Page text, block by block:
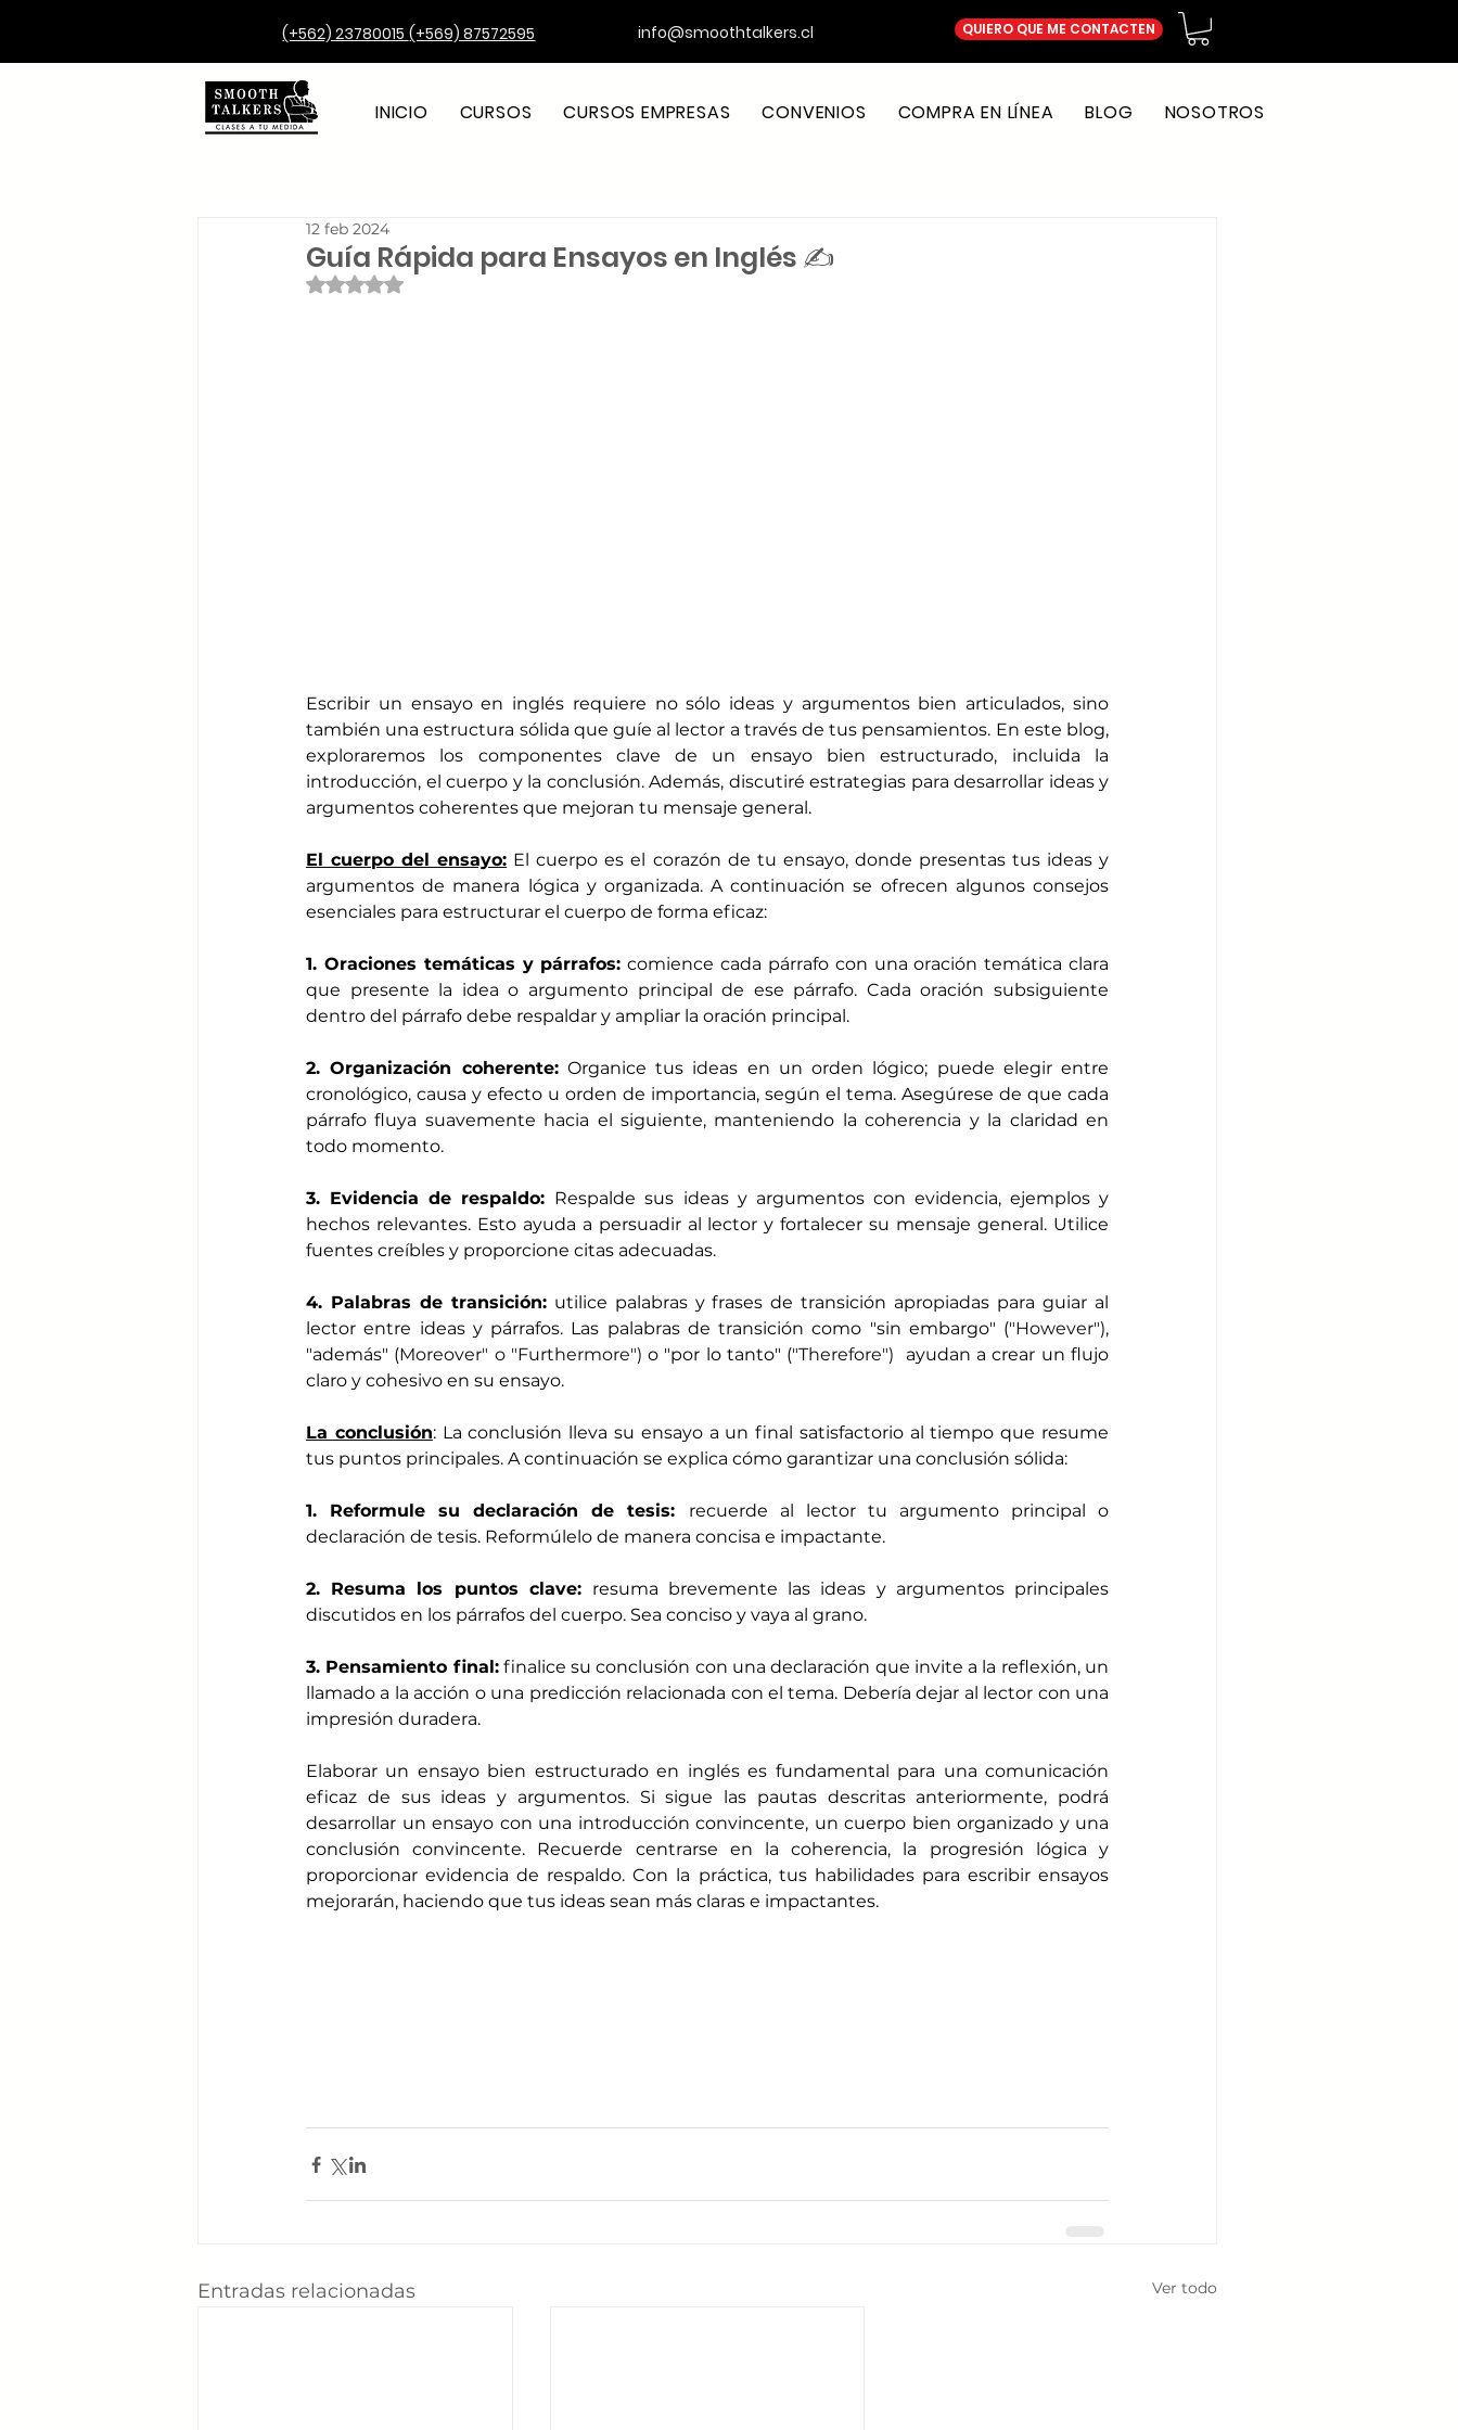
(+562) 23780015 (+569) 87572595 info@smoothtalkers.cl QUIERO QUE ME CONTACTEN
INICIO CURSOS CURSOS EMPRESAS CONVENIOS COMPRA EN LÍNEA BLOG NOSOTROS
Guía Rápida para Ensayos en Inglés ✍️
12 feb 2024
Obtuvo NaN de 5 estrellas.
Escribir un ensayo en inglés requiere no sólo ideas y argumentos bien articulados, sino
también una estructura sólida que guíe al lector a través de tus pensamientos. En este blog,
exploraremos los componentes clave de un ensayo bien estructurado, incluida la
introducción, el cuerpo y la conclusión. Además, discutiré estrategias para desarrollar ideas y
argumentos coherentes que mejoran tu mensaje general.
El cuerpo del ensayo: El cuerpo es el corazón de tu ensayo, donde presentas tus ideas y
argumentos de manera lógica y organizada. A continuación se ofrecen algunos consejos
esenciales para estructurar el cuerpo de forma eficaz:
1. Oraciones temáticas y párrafos: comience cada párrafo con una oración temática clara
que presente la idea o argumento principal de ese párrafo. Cada oración subsiguiente
dentro del párrafo debe respaldar y ampliar la oración principal.
2. Organización coherente: Organice tus ideas en un orden lógico; puede elegir entre
cronológico, causa y efecto u orden de importancia, según el tema. Asegúrese de que cada
párrafo fluya suavemente hacia el siguiente, manteniendo la coherencia y la claridad en
todo momento.
3. Evidencia de respaldo: Respalde sus ideas y argumentos con evidencia, ejemplos y
hechos relevantes. Esto ayuda a persuadir al lector y fortalecer su mensaje general. Utilice
fuentes creíbles y proporcione citas adecuadas.
4. Palabras de transición: utilice palabras y frases de transición apropiadas para guiar al
lector entre ideas y párrafos. Las palabras de transición como "sin embargo" ("However"),
"además" (Moreover" o "Furthermore") o "por lo tanto" ("Therefore")
ayudan a crear un flujo
claro y cohesivo en su ensayo.
La conclusión: La conclusión lleva su ensayo a un final satisfactorio al tiempo que resume
tus puntos principales. A continuación se explica cómo garantizar una conclusión sólida:
1. Reformule su declaración de tesis: recuerde al lector tu argumento principal o
declaración de tesis. Reformúlelo de manera concisa e impactante.
2. Resuma los puntos clave: resuma brevemente las ideas y argumentos principales
discutidos en los párrafos del cuerpo. Sea conciso y vaya al grano.
3. Pensamiento final: finalice su conclusión con una declaración que invite a la reflexión, un
llamado a la acción o una predicción relacionada con el tema. Debería dejar al lector con una
impresión duradera.
Elaborar un ensayo bien estructurado en inglés es fundamental para una comunicación
eficaz de sus ideas y argumentos. Si sigue las pautas descritas anteriormente, podrá
desarrollar un ensayo con una introducción convincente, un cuerpo bien organizado y una
conclusión convincente. Recuerde centrarse en la coherencia, la progresión lógica y
proporcionar evidencia de respaldo. Con la práctica, tus habilidades para escribir ensayos
mejorarán, haciendo que tus ideas sean más claras e impactantes.
Entradas relacionadas Ver todo